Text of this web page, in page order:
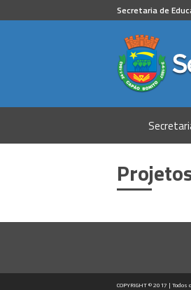
Secretaria de
COPYRIGHT © 2017 |